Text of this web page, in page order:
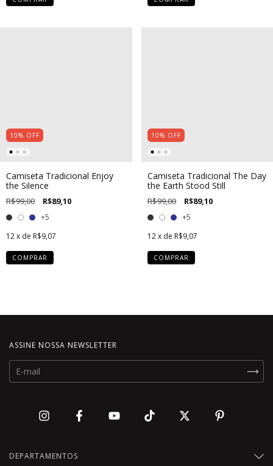
10% OFF
Camiseta Tradicional Enjoy
the Silence
R$99,00 R$89,10
+5
12x de R$9,07
COMPRAR
10% OFF
Camiseta Tradicional The Day
the Earth Stood Still
R$99,00 R$89,10
+5
12 x de R$9,07
COMPRAR
ASSINE NOSSA NEWSLETTER
DEPARTAMENTOS